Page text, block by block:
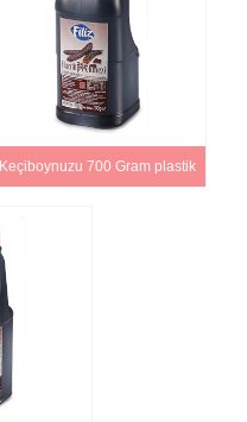
Keçiboynuzu 700 Gram plastik